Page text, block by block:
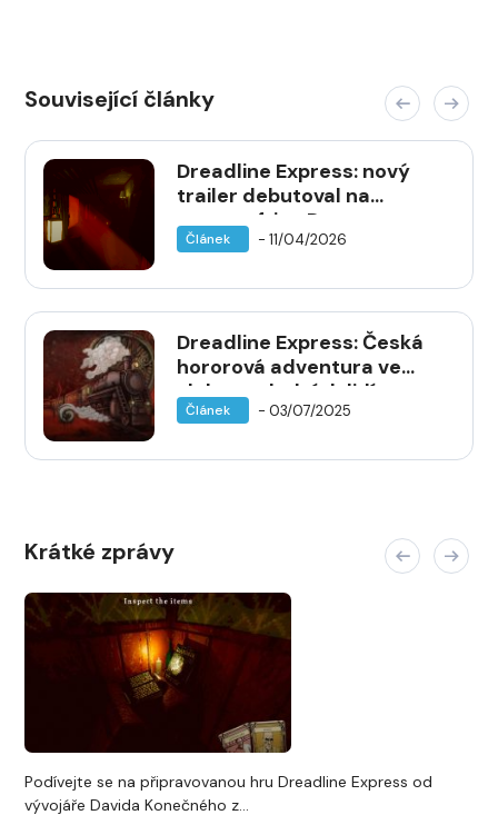
Související články
Dreadline Express: nový
trailer debutoval na
Lovecraftian Days
Showcase 2026
Článek - 11/04/2026
Dreadline Express: Česká
hororová adventura ve
vlaku posledních lidí
odhaluje nový trailer
Článek - 03/07/2025
Krátké zprávy
Podívejte se na připravovanou hru Dreadline Express od
vývojáře Davida Konečného z...